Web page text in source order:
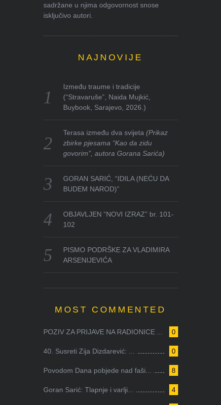
sadržane u njima odgovornost snose
isključivo autori.
NAJNOVIJE
Između traume i tradicije
(“Stravaruše”, Naida Mujkić,
Buybook, Sarajevo, 2026.)
Terasa između dva svijeta(Prikaz
zbirke pjesama “Kao da zidu
govorim”, autora Gorana Sarića)
GORAN SARIĆ, “IDILA (NEĆU DA
BUDEM NAROD)”
OBJAVLJEN “NOVI IZRAZ” br. 101-
102
PISMO PODRŠKE ZA VLADIMIRA
ARSENIJEVIĆA
MOST COMMENTED
0
POZIV ZA PRIJAVE NA RADIONICE ...
0
40. Susreti Zija Dizdarević: ...
8
Povodom Dana pobjede nad faši...
4
Goran Sarić: Tlapnje i varlji...